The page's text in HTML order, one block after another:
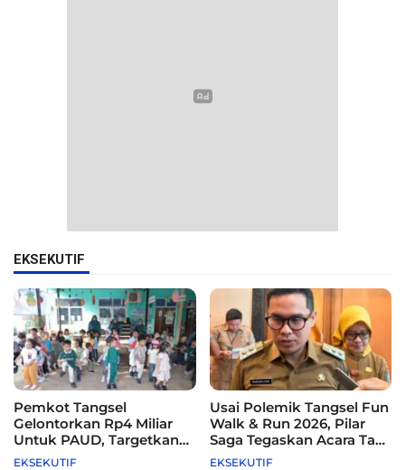
EKSEKUTIF
Pemkot Tangsel
Gelontorkan Rp4 Miliar
Untuk PAUD, Targetkan
115 Sekolah
EKSEKUTIF
Usai Polemik Tangsel Fun
Walk & Run 2026, Pilar
Saga Tegaskan Acara Tak
Difasilitasi Pemkot
EKSEKUTIF